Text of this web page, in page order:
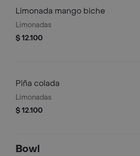
Limonada mango biche
Limonadas
$ 12.100
Piña colada
Limonadas
$ 12.100
Bowl